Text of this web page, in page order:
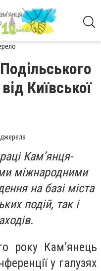
Київської
Кам’янця-
міжнародними
на базі міста
подій, так і
року Кам’янець
у галузях